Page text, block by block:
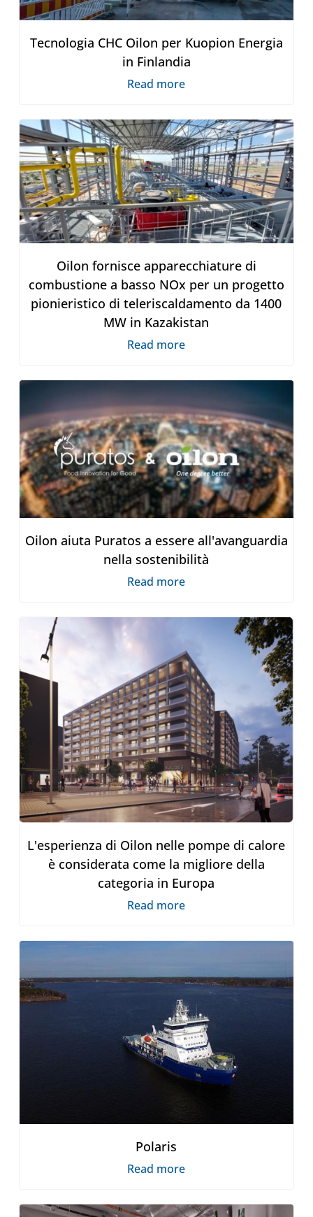
Tecnologia CHC Oilon per Kuopion Energia
in Finlandia
Read more
Oilon fornisce apparecchiature di
combustione a basso NOx per un progetto
pionieristico di teleriscaldamento da 1400
MW in Kazakistan
Read more
Oilon aiuta Puratos a essere all'avanguardia
nella sostenibilità
Read more
L'esperienza di Oilon nelle pompe di calore
è considerata come la migliore della
categoria in Europa
Read more
Polaris
Read more